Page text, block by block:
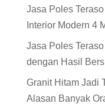
Jasa Poles
Interior Modern 4
Jasa Poles
dengan Hasil
Granit Hitam Jadi
Alasan Banyak